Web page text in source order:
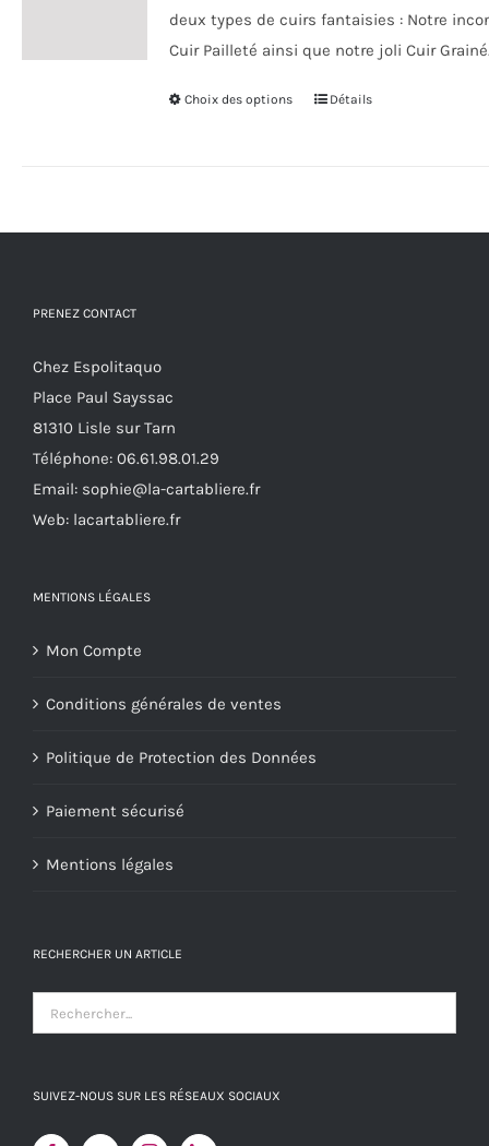
deux types de cuirs fantaisies : Notre
Cuir Pailleté ainsi que notre joli Cuir
Choix des options
CeDétails
PRENEZ CONTACT
Chez Espolitaquo
Place Paul Sayssac
81310 Lisle sur Tarn
Téléphone: 06.61.98.01.29
Email: sophie@la-cartabliere.fr
Web: lacartabliere.fr
MENTIONS LÉGALES
Mon Compte
Conditions générales de ventes
Politique de Protection des Données
Paiement sécurisé
Mentions légales
RECHERCHER UN ARTICLE
SUIVEZ-NOUS SUR LES RÉSEAUX SOCIAUX